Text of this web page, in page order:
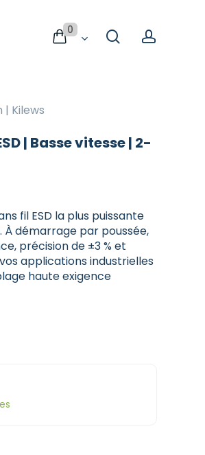
une catégorie de 3ème
niveau
protégé
de la conformité
par
ESD adaptés,
au quotidien par les
0 search
| Kilews
| Basse vitesse | 2-
fil ESD la plus puissante
À démarrage par poussée,
précision de ±3 % et
applications industrielles
haute exigence